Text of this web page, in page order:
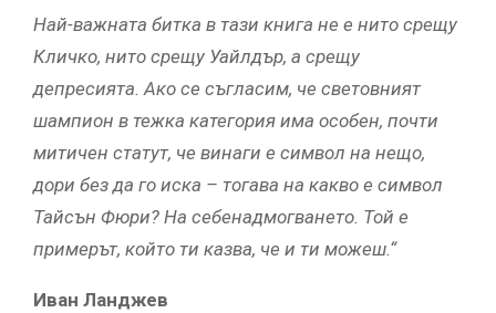
Най-важната битка в тази книга не е нито срещу
Кличко, нито срещу Уайлдър, а срещу
депресията. Ако се съгласим, че световният
шампион в тежка категория има особен, почти
митичен статут, че винаги е символ на нещо,
дори без да го иска – тогава на какво е символ
Тайсън Фюри? На себенадмогването. Той е
примерът, който ти казва, че и ти можеш.“
Иван Ланджев